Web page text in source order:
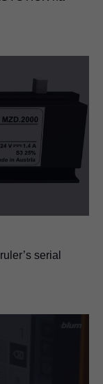
serial